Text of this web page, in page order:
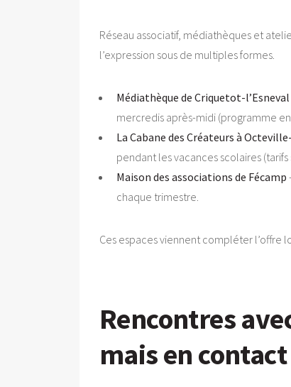
Réseau associatif, médiathèques et
l’expression sous de multiples formes.
Médiathèque de Criquetot-l’Esneval
mercredis après-midi (programme
La Cabane des Créateurs à
pendant les vacances scolaires
Maison des associations de Fécamp
chaque trimestre.
Ces espaces viennent compléter l’offre
Rencontres
mais en